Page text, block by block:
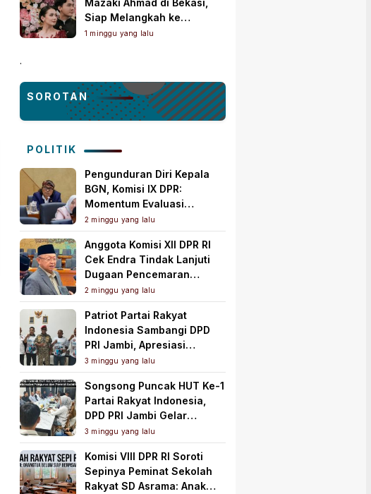
Mazaki Ahmad di Bekasi,
Siap Melangkah ke
Pelaminan
1 minggu yang lalu
.
SOROTAN
POLITIK
Pengunduran Diri Kepala
BGN, Komisi IX DPR:
Momentum Evaluasi
Menyeluruh Program MBG
2 minggu yang lalu
Anggota Komisi XII DPR RI
Cek Endra Tindak Lanjuti
Dugaan Pencemaran
Lingkungan PT Samudera
Mahkota Mas
2 minggu yang lalu
Patriot Partai Rakyat
Indonesia Sambangi DPD
PRI Jambi, Apresiasi
Kesiapan dan Dukung Asta
Cita Presiden
3 minggu yang lalu
Songsong Puncak HUT Ke-1
Partai Rakyat Indonesia,
DPD PRI Jambi Gelar
Perkenalan Pengurus dan
Pererat Soliditas
3 minggu yang lalu
Komisi VIII DPR RI Soroti
Sepinya Peminat Sekolah
Rakyat SD Asrama: Anak